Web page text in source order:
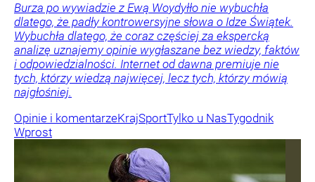
Burza po wywiadzie z Ewą Woydyłło nie wybuchła
dlatego, że padły kontrowersyjne słowa o Idze Świątek.
Wybuchła dlatego, że coraz częściej za ekspercką
analizę uznajemy opinie wygłaszane bez wiedzy, faktów
i odpowiedzialności. Internet od dawna premiuje nie
tych, którzy wiedzą najwięcej, lecz tych, którzy mówią
najgłośniej.
Opinie i komentarzeKrajSportTylko u NasTygodnik
Wprost